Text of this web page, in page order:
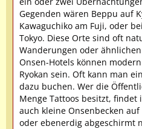
Gegenden wären Beppu auf
Kawaguchiko am Fuji, oder
Tokyo. Diese Orte sind oft
Wanderungen oder
Onsen-Hotels können
Ryokan sein. Oft kann man
dazu buchen. Wer die
Menge Tattoos besitzt, findet
auch kleine Onsenbecken
oder ebenerdig abgeschirmt